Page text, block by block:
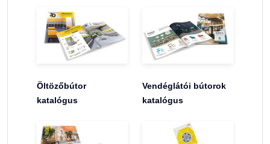
Öltözőbútor
katalógus
Vendéglátói bútorok
katalógus